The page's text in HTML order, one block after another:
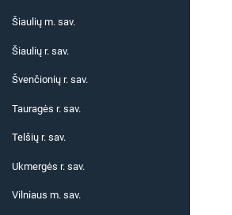
Šiaulių m. sav.
Šiaulių r. sav.
Švenčionių r. sav.
Tauragės r. sav.
Telšių r. sav.
Ukmergės r. sav.
Vilniaus m. sav.